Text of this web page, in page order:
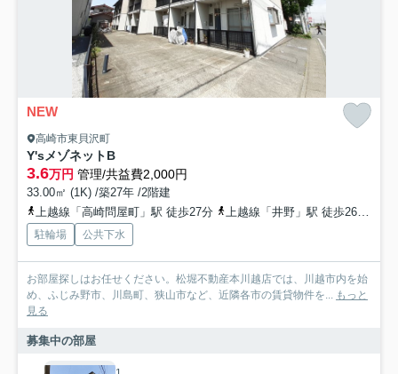
NEW
高崎市東貝沢町
Y'sメゾネットB
3.6万円 管理/共益費2,000円
33.00㎡ (1K) /築27年 /2階建
上越線「高崎問屋町」駅 徒歩27分
上越線「井野」駅 徒歩26分
駐輪場 公共下水
お部屋探しはお任せください。松堀不動産本川越店では、川越市内を始
め、ふじみ野市、川島町、狭山市など、近隣各市の賃貸物件を... もっと
見る
募集中の部屋